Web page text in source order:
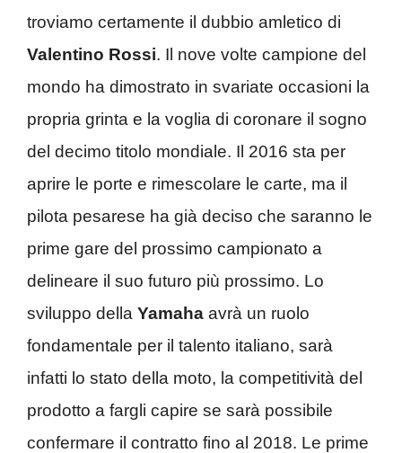
troviamo certamente il dubbio amletico di
Valentino Rossi. Il nove volte campione del
mondo ha dimostrato in svariate occasioni la
propria grinta e la voglia di coronare il sogno
del decimo titolo mondiale. Il 2016 sta per
aprire le porte e rimescolare le carte, ma il
pilota pesarese ha già deciso che saranno le
prime gare del prossimo campionato a
delineare il suo futuro più prossimo. Lo
sviluppo della Yamaha avrà un ruolo
fondamentale per il talento italiano, sarà
infatti lo stato della moto, la competitività del
prodotto a fargli capire se sarà possibile
confermare il contratto fino al 2018. Le prime